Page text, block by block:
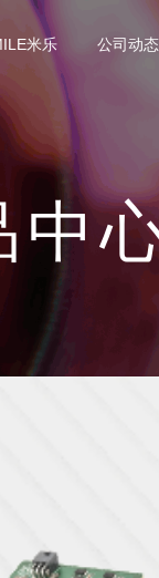
米乐 公司动态
中